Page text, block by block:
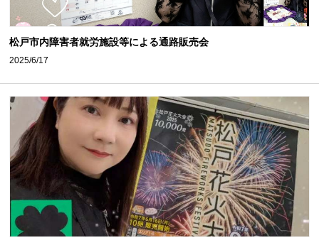
松戸市内障害者就労施設等による通路販売会
2025/6/17